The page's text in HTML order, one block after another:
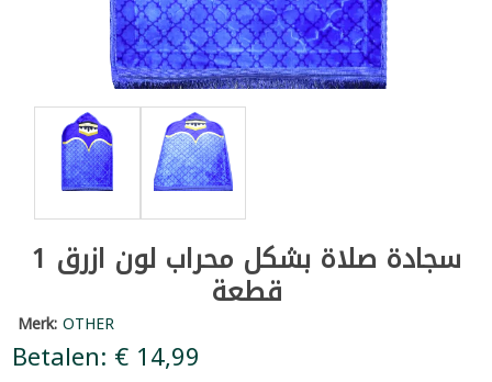
سجادة صلاة بشكل محراب لون ازرق 1
قطعة
Merk:OTHER
Betalen: € 14,99